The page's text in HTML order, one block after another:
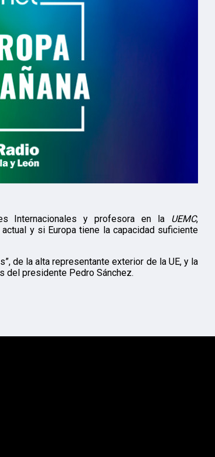
Internacionales y profesora en la UEMC,
y si Europa tiene la capacidad suficiente
de la alta representante exterior de la UE, y la
del presidente Pedro Sánchez.